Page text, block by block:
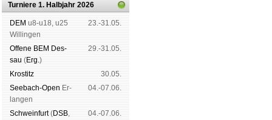
Turniere 1. Halbjahr 2026
DEM u8-u18, u25
Wil­lin­gen
23.-31.05.
Offene BEM Des­
sau (Erg.)
29.-31.05.
Kros­titz
30.05.
See­bach-Open Er­
lan­gen
04.-07.06.
Schwein­furt(DSB,
04.-07.06.